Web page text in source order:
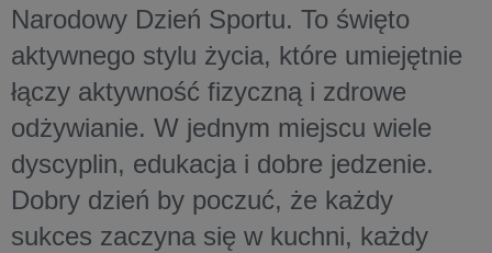
Narodowy Dzień Sportu. To święto
aktywnego stylu życia, które umiejętnie
łączy aktywność fizyczną i zdrowe
odżywianie. W jednym miejscu wiele
dyscyplin, edukacja i dobre jedzenie.
Dobry dzień by poczuć, że każdy
sukces zaczyna się w kuchni, każdy